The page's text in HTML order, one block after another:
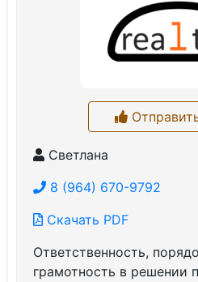
Светлана
8 (964) 670-9792
Скачать PDF
Ответственность,
грамотность в решении